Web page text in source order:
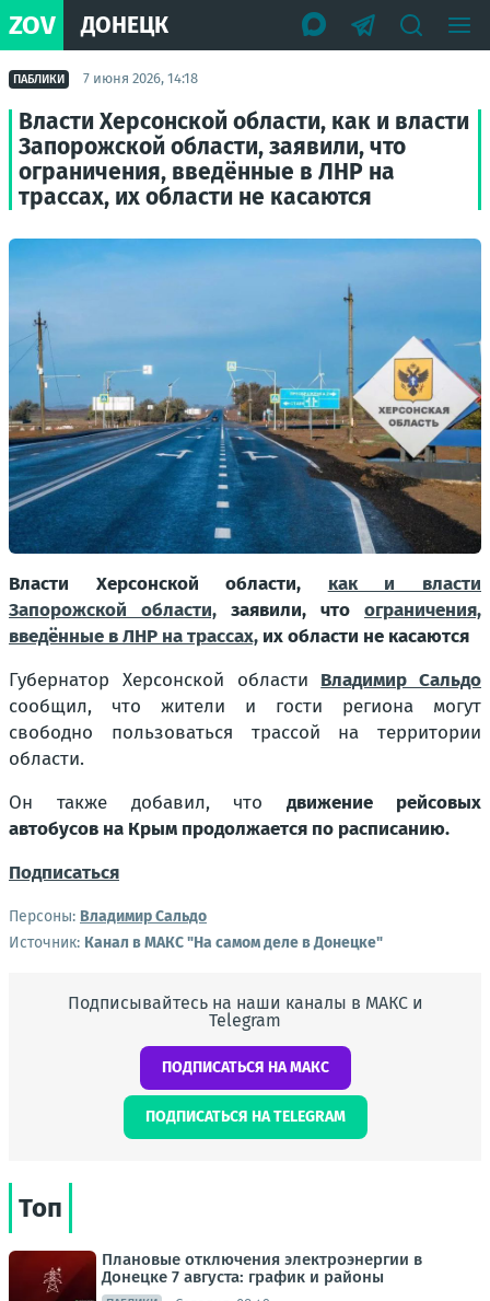
ZOV ДОНЕЦК
ПАБЛИКИ 7 июня 2026, 14:18
Власти Херсонской области, как и власти
Запорожской области, заявили, что
ограничения, введённые в ЛНР на
трассах, их области не касаются
Власти Херсонской области, как и власти
Запорожской области, заявили, что ограничения,
введённые в ЛНР на трассах, их области не касаются
Губернатор Херсонской области Владимир Сальдо
сообщил, что жители и гости региона могут
свободно пользоваться трассой на территории
области.
Он также добавил, чтодвижение рейсовых
автобусов на Крым продолжается по расписанию.
Подписаться
Персоны: Владимир Сальдо
Источник: Канал в МАКС "На самом деле в Донецке"
Подписывайтесь на наши каналы в МАКС и
Telegram
ПОДПИСАТЬСЯ НА МАКС
ПОДПИСАТЬСЯ НА TELEGRAM
Топ
Плановые отключения электроэнергии в
Донецке 7 августа: график и районы